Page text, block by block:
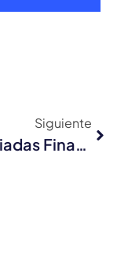
Siguiente
Olimpiadas Financieras